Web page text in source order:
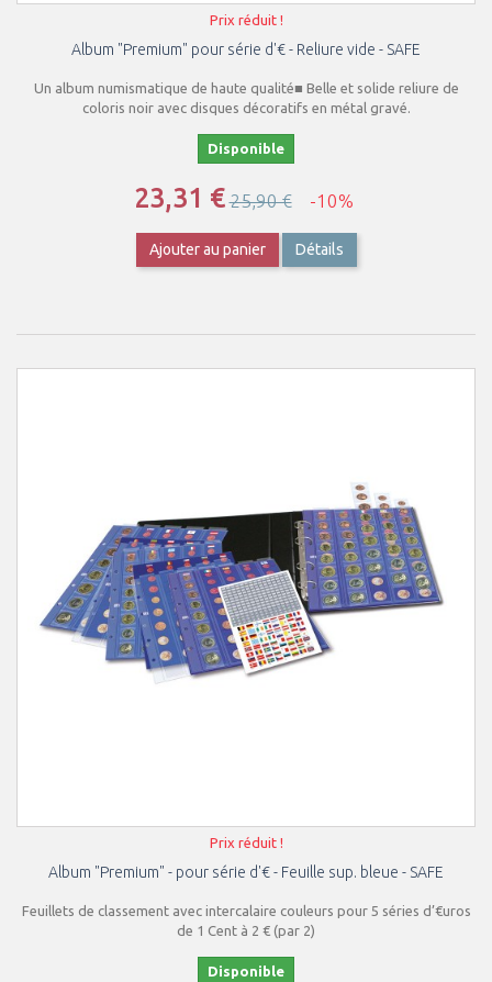
Prix réduit !
Album "Premium" pour série d'€ - Reliure vide - SAFE
Un album numismatique de haute qualité■ Belle et solide reliure de
coloris noir avec disques décoratifs en métal gravé.
Disponible
23,31 €25,90 € -10%
Ajouter au panier Détails
Prix réduit !
Album "Premium" - pour série d'€ - Feuille sup. bleue - SAFE
Feuillets de classement avec intercalaire couleurs pour 5 séries d’€uros
de 1 Cent à 2 € (par 2)
Disponible